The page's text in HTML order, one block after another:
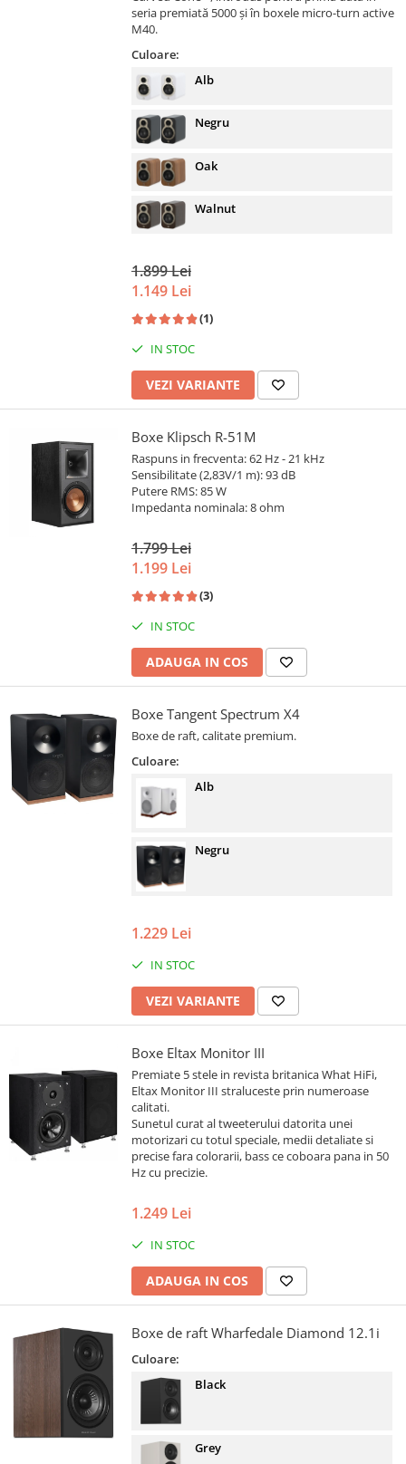
seria premiată 5000 și în boxele micro-turn active
M40.
Culoare:
Alb
Negru
Oak
Walnut
1.899 Lei
1.149 Lei
(1)
IN STOC
VEZI VARIANTE
Boxe Klipsch R-51M
Raspuns in frecventa: 62 Hz - 21 kHz
Sensibilitate (2,83V/1 m): 93 dB
Putere RMS: 85 W
Impedanta nominala: 8 ohm
1.799 Lei
1.199 Lei
(3)
IN STOC
ADAUGA IN COS
Boxe Tangent Spectrum X4
Boxe de raft, calitate premium.
Culoare:
Alb
Negru
1.229 Lei
IN STOC
VEZI VARIANTE
Boxe Eltax Monitor III
Premiate 5 stele in revista britanica What HiFi,
Eltax Monitor III straluceste prin numeroase
calitati.
Sunetul curat al tweeterului datorita unei
motorizari cu totul speciale, medii detaliate si
precise fara colorarii, bass ce coboara pana in 50
Hz cu precizie.
1.249 Lei
IN STOC
ADAUGA IN COS
Boxe de raft Wharfedale Diamond 12.1i
Culoare:
Black
Grey